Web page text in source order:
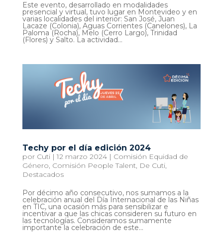
Este evento, desarrollado en modalidades
presencial y virtual, tuvo lugar en Montevideo y en
varias localidades del interior: San José, Juan
Lacaze (Colonia), Aguas Corrientes (Canelones), La
Paloma (Rocha), Melo (Cerro Largo), Trinidad
(Flores) y Salto. La actividad...
Techy por el día edición 2024
por Cuti|12 marzo 2024| Comisión Equidad de
Género, Comisión People Talent, De Cuti,
Destacados
Por décimo año consecutivo, nos sumamos a la
celebración anual del Día Internacional de las Niñas
en TIC, una ocasión más para sensibilizar e
incentivar a que las chicas consideren su futuro en
las tecnologías. Consideramos sumamente
importante la celebración de este...